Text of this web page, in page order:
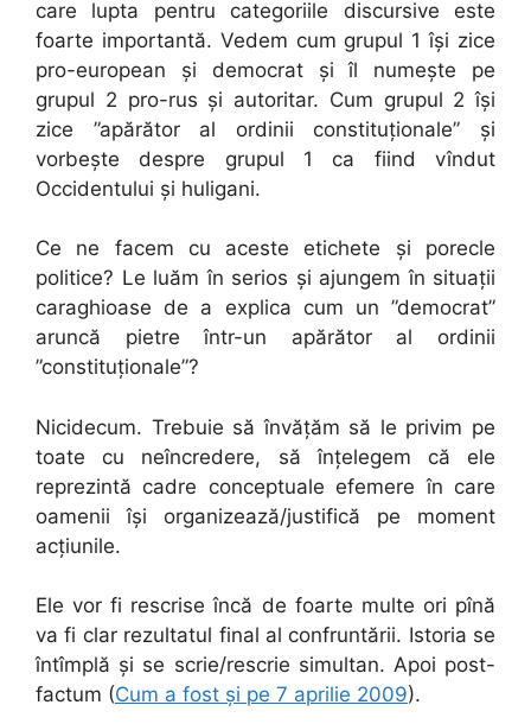
care lupta pentru categoriile discursive este
foarte importantă. Vedem cum grupul 1 își zice
pro-european și democrat și îl numește pe
grupul 2 pro-rus și autoritar. Cum grupul 2 își
zice ”apărător al ordinii constituționale” și
vorbește despre grupul 1 ca fiind vîndut
Occidentului și huligani.
Ce ne facem cu aceste etichete și porecle
politice? Le luăm în serios și ajungem în situații
caraghioase de a explica cum un ”democrat”
aruncă pietre într-un apărător al ordinii
”constituționale”?
Nicidecum. Trebuie să învățăm să le privim pe
toate cu neîncredere, să înțelegem că ele
reprezintă cadre conceptuale efemere în care
oamenii își organizează/justifică pe moment
acțiunile.
Ele vor fi rescrise încă de foarte multe ori pînă
va fi clar rezultatul final al confruntării. Istoria se
întîmplă și se scrie/rescrie simultan. Apoi post-
factum (Cum a fost și pe 7 aprilie 2009).